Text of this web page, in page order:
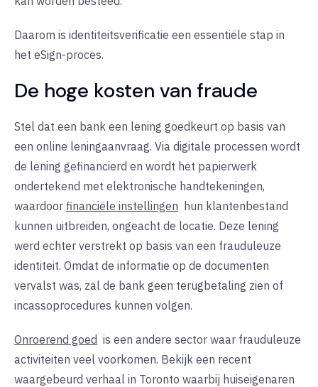
Daarom is identiteitsverificatie een essentiële stap in
het eSign-proces.
De hoge kosten van fraude
Stel dat een bank een lening goedkeurt op basis van
een online leningaanvraag. Via digitale processen wordt
de lening gefinancierd en wordt het papierwerk
ondertekend met elektronische handtekeningen,
waardoor financiële instellingen hun klantenbestand
kunnen uitbreiden, ongeacht de locatie. Deze lening
werd echter verstrekt op basis van een frauduleuze
identiteit. Omdat de informatie op de documenten
vervalst was, zal de bank geen terugbetaling zien of
incassoprocedures kunnen volgen.
Onroerend goed is een andere sector waar frauduleuze
activiteiten veel voorkomen. Bekijk een recent
waargebeurd verhaal in Toronto waarbij huiseigenaren